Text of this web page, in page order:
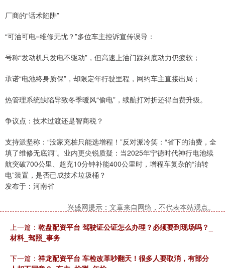
厂商的“话术陷阱”
“可油可电=维修无忧？”多位车主控诉宣传误导：
号称“发动机只发电不驱动”，但高速上油门踩到底动力仍疲软；
承诺“电池终身质保”，却限定年行驶里程，网约车主直接出局；
热管理系统缺陷导致冬季暖风“偷电”，续航打对折还得自费升级。
争议点：技术过渡还是智商税？
支持派坚称：“没家充桩只能选增程！”反对派冷笑：“省下的油费，全
填了维修无底洞”。业内更尖锐质疑：当2025年宁德时代神行电池续
航突破700公里、超充10分钟补能400公里时，增程车复杂的“油转
电”装置，是否已成技术垃圾桶？
发布于：河南省
兴盛网提示：文章来自网络，不代表本站观点。
上一篇： 乾盘配资平台 驾驶证公证怎么办理？必须要到现场吗？_
材料_驾照_事务
下一篇： 祥龙配资平台 车检改革吵翻天！很多人要取消，有部分